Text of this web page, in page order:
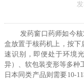
发药窗口药师如今
盒放置于核药机上，按下
速识别，即便处于环境
异）、软包装变形等多种
日本同类产品则需要10-